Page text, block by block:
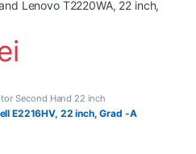
Second Hand 22 inch
E2216HV, 22 inch, Grad -A